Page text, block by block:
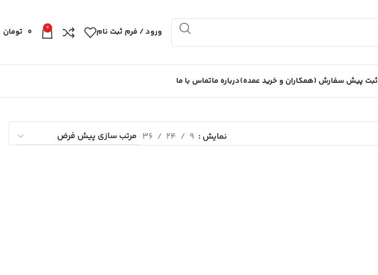
ورود / فرم ثبت نام 0
0 تومان
ثبت پیش سفارش (همکاران و خرید عمده)درباره ماتماس با ما
نمایش 9
24
36